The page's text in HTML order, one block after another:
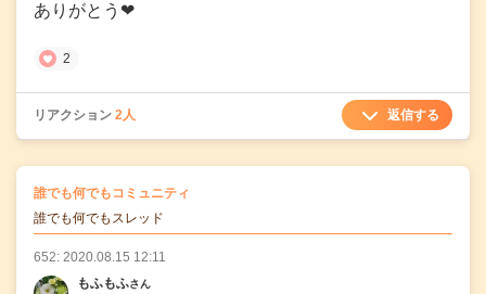
ありがとう❤
2
リアクション 2人 返信する
誰でも何でもコミュニティ
誰でも何でもスレッド
652: 2020.08.15 12:11
もふもふさん